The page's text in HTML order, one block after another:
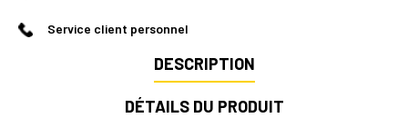
Service client personnel
DESCRIPTION
DÉTAILS DU PRODUIT